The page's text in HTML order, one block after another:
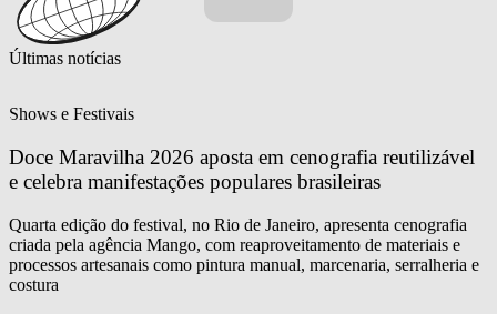
Últimas notícias
Shows e Festivais
Doce Maravilha 2026 aposta em cenografia reutilizável
e celebra manifestações populares brasileiras
Quarta edição do festival, no Rio de Janeiro, apresenta cenografia
criada pela agência Mango, com reaproveitamento de materiais e
processos artesanais como pintura manual, marcenaria, serralheria e
costura